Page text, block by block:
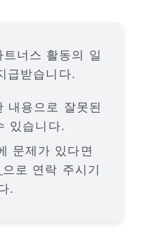
너스 활동의 일
급받습니다.
내용으로 잘못된
있습니다.
문제가 있다면
으로 연락 주시기
.